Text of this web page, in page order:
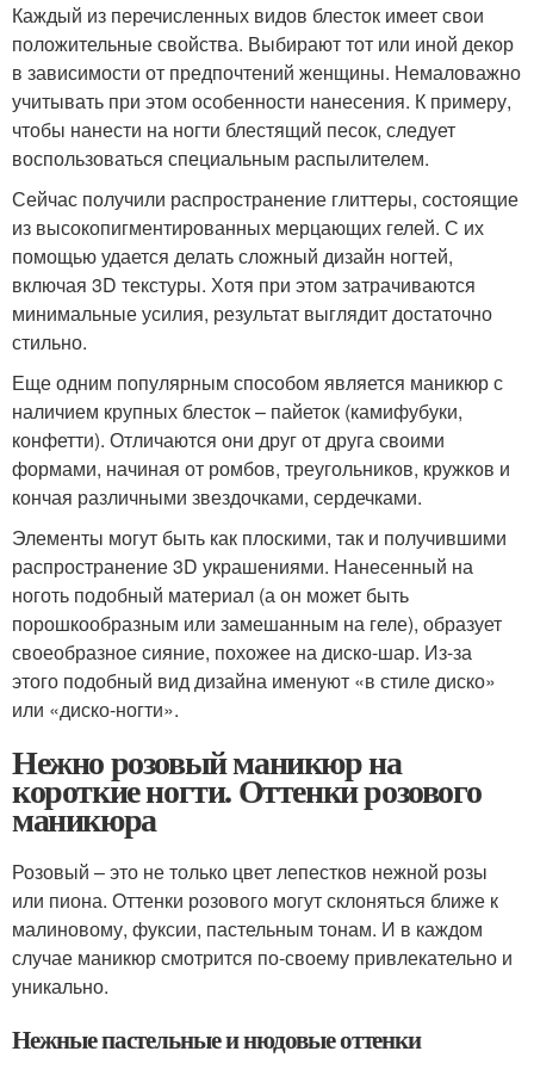
Каждый из перечисленных видов блесток имеет свои
положительные свойства. Выбирают тот или иной декор
в зависимости от предпочтений женщины. Немаловажно
учитывать при этом особенности нанесения. К примеру,
чтобы нанести на ногти блестящий песок, следует
воспользоваться специальным распылителем.
Сейчас получили распространение глиттеры, состоящие
из высокопигментированных мерцающих гелей. С их
помощью удается делать сложный дизайн ногтей,
включая 3D текстуры. Хотя при этом затрачиваются
минимальные усилия, результат выглядит достаточно
стильно.
Еще одним популярным способом является маникюр с
наличием крупных блесток – пайеток (камифубуки,
конфетти). Отличаются они друг от друга своими
формами, начиная от ромбов, треугольников, кружков и
кончая различными звездочками, сердечками.
Элементы могут быть как плоскими, так и получившими
распространение 3D украшениями. Нанесенный на
ноготь подобный материал (а он может быть
порошкообразным или замешанным на геле), образует
своеобразное сияние, похожее на диско-шар. Из-за
этого подобный вид дизайна именуют «в стиле диско»
или «диско-ногти».
Нежно розовый маникюр на
короткие ногти. Оттенки розового
маникюра
Розовый – это не только цвет лепестков нежной розы
или пиона. Оттенки розового могут склоняться ближе к
малиновому, фуксии, пастельным тонам. И в каждом
случае маникюр смотрится по-своему привлекательно и
уникально.
Нежные пастельные и нюдовые оттенки